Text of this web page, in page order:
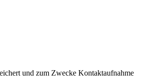
und zum Zwecke Kontaktaufnahme